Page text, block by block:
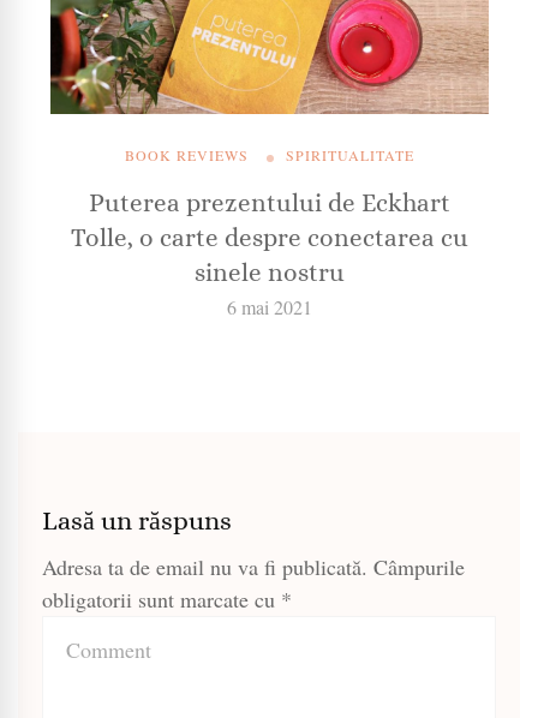
BOOK REVIEWS SPIRITUALITATE
Puterea prezentului de Eckhart
Tolle, o carte despre conectarea cu
sinele nostru
6 mai 2021
Lasă un răspuns
Adresa ta de email nu va fi publicată. Câmpurile
obligatorii sunt marcate cu *